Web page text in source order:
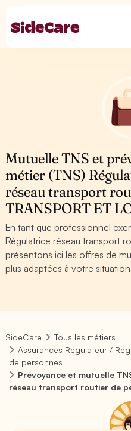
Mutuelle TNS et
métier (TNS)
réseau transport
TRANSPORT ET
En tant que professionnel
Régulatrice réseau transport
présentons ici les offres de
plus adaptées à votre
SideCare
Tous les métiers
Assurances Régulateur /
de personnes
Prévoyance et mutuelle
réseau transport routier de